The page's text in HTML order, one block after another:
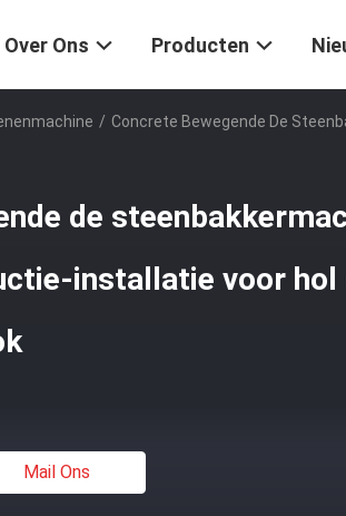
Over Ons Producten
/ Concrete Bewegende De
de
installatie voor hol
Mail Ons